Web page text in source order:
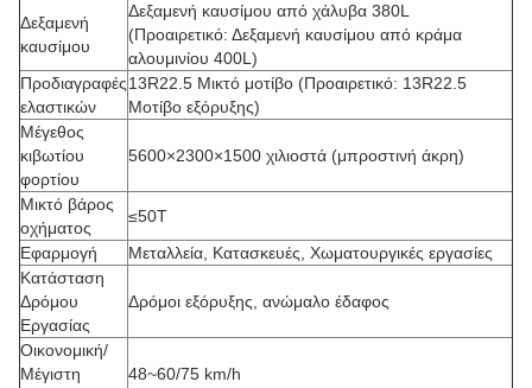
Δεξαμενή
καυσίμου
Δεξαμενή καυσίμου από χάλυβα 380L
(Προαιρετικό: Δεξαμενή καυσίμου από κράμα
αλουμινίου 400L)
Προδιαγραφές
ελαστικών
13R22.5 Μικτό μοτίβο (Προαιρετικό: 13R22.5
Μοτίβο εξόρυξης)
Μέγεθος
κιβωτίου
φορτίου
5600×2300×1500 χιλιοστά (μπροστινή άκρη)
Μικτό βάρος
οχήματος
≤50Τ
Εφαρμογή
Μεταλλεία, Κατασκευές, Χωματουργικές εργασίες
Κατάσταση
Δρόμου
Εργασίας
Δρόμοι εξόρυξης, ανώμαλο έδαφος
Οικονομική/
Μέγιστη
48~60/75 km/h